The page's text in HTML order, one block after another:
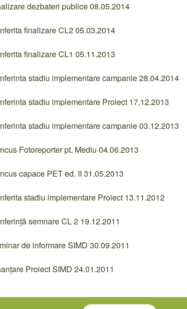
dezbateri publice 08.05.2014
finalizare CL2 05.03.2014
finalizare CL1 05.11.2013
stadiu implementare campanie 28.04.2014
stadiu implementare Proiect 17.12.2013
stadiu implementare campanie 03.12.2013
Fotoreporter pt. Mediu 04.06.2013
capace PET ed. II 31.05.2013
stadiu implementare Proiect 13.11.2012
semnare CL 2 19.12.2011
de informare SIMD 30.09.2011
Proiect SIMD 24.01.2011